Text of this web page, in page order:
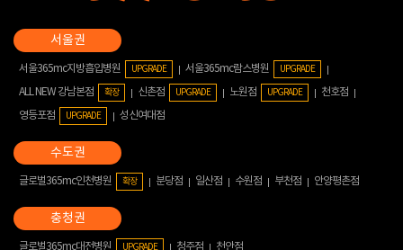
서울365mc지방흡입병원 UPGRADE 서울365mc람스병원 UPGRADE
ALL NEW 강남본점 확장 신촌점 UPGRADE 노원점 UPGRADE
천호점
영등포점
UPGRADE 성신여대점
글로벌365mc인천병원 확장 분당점 일산점 수원점 부천점 안양평촌점
글로벌365mc대전병원 UPGRADE 청주점 천안점